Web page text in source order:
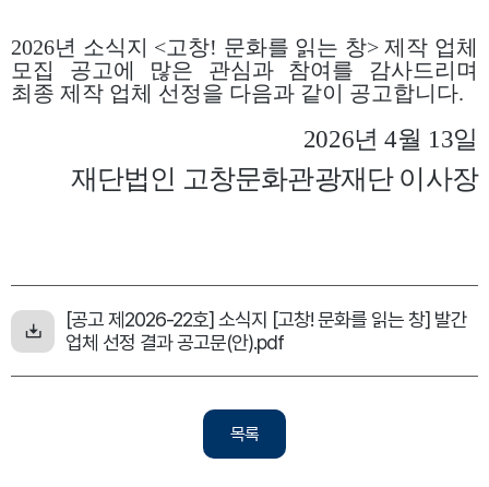
2026년 소식지 <고창! 문화를 읽는 창>제작 업체
모집 공고에 많은 관심과 참여를 감사드리며
최종 제작 업체 선정을 다음과 같이 공고합니다.
2026년 4월 13일
재단법인 고창문화관광재단 이사장
[공고 제2026-22호] 소식지 [고창! 문화를 읽는 창] 발간
업체 선정 결과 공고문(안).pdf
목록